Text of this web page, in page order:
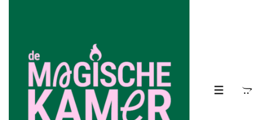
hoofdinhoud
MENU